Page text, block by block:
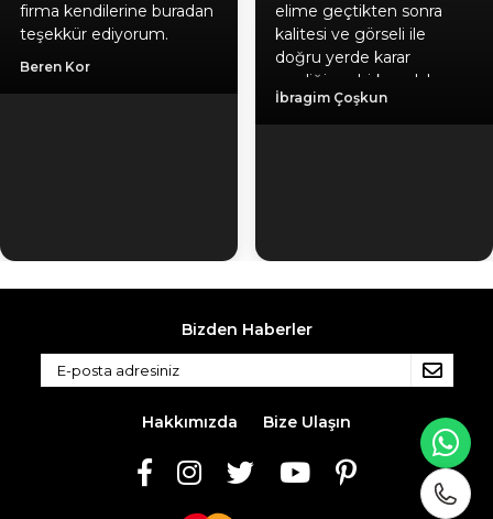
firma kendilerine buradan
teşekkür ediyorum.
Beren Kor
elime geçtikten sonra
kalitesi ve görseli ile
doğru yerde karar
verdiğime birkez daha
emin oldum, hediyeniz
için ayrıca teşekkür
İbragim Çoşkun
Bizden Haberler
Hakkımızda Bize Ulaşın